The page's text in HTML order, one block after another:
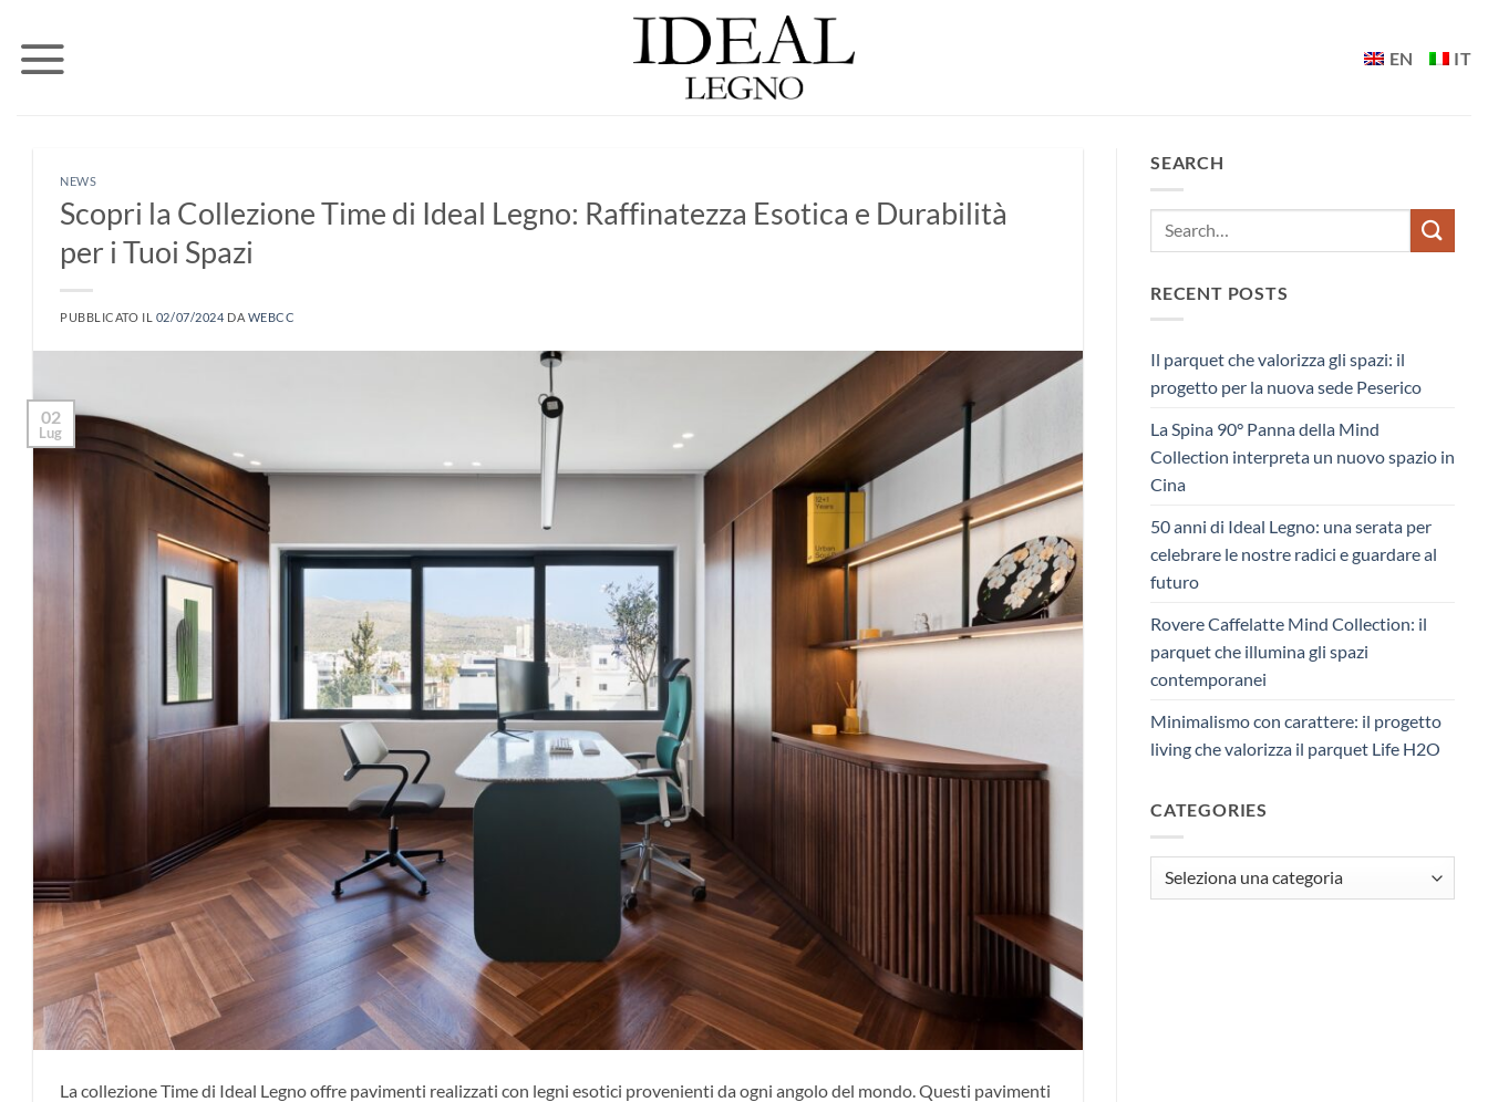
contenuti
EN IT
NEWS
Scopri la Collezione Time di Ideal Legno: Raffinatezza Esotica e Durabilità
per i Tuoi Spazi
PUBBLICATO IL 02/07/2024 DA WEBCC
02
Lug
La collezione Time di Ideal Legno offre pavimenti realizzati con legni esotici provenienti da ogni angolo del mondo. Questi pavimenti
SEARCH
RECENT POSTS
Il parquet che valorizza gli spazi: il
progetto per la nuova sede Peserico
La Spina 90° Panna della Mind
Collection interpreta un nuovo spazio in
Cina
50 anni di Ideal Legno: una serata per
celebrare le nostre radici e guardare al
futuro
Rovere Caffelatte Mind Collection: il
parquet che illumina gli spazi
contemporanei
Minimalismo con carattere: il progetto
living che valorizza il parquet Life H2O
CATEGORIES
Categories